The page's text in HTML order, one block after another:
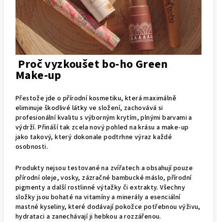
Proč vyzkoušet bo-ho Green
Make-up
Přestože jde o přírodní kosmetiku, která maximálně
eliminuje škodlivé látky ve složení, zachovává si
profesionální kvalitu s výborným krytím, plnými barvami a
výdrží. Přináší tak zcela nový pohled na krásu a make-up
jako takový, který dokonale podtrhne výraz každé
osobnosti.
Produkty nejsou testované na zvířatech a obsahují pouze
přírodní oleje, vosky, zázračné bambucké máslo, přírodní
pigmenty a další rostlinné výtažky či extrakty. Všechny
složky jsou bohaté na vitamíny a minerály a esenciální
mastné kyseliny, které dodávají pokožce potřebnou výživu,
hydrataci a zanechávají ji hebkou a rozzářenou.